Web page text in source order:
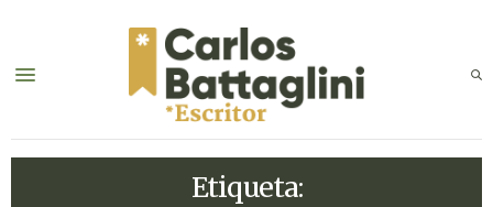
Etiqueta: